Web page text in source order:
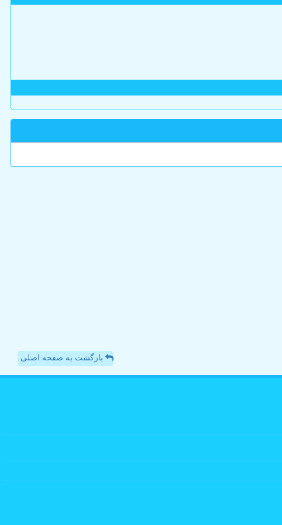
بازگشت به صفحه اصلی